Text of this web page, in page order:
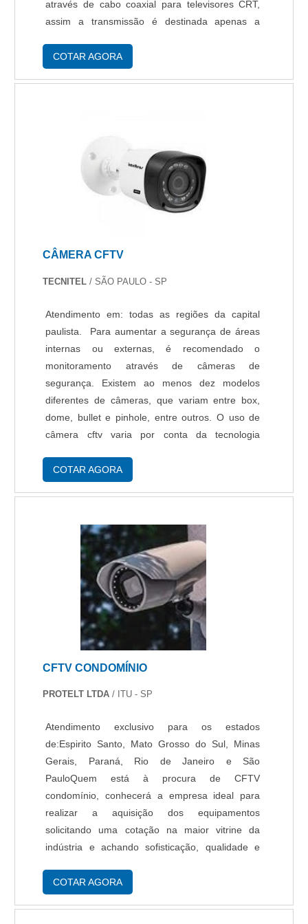
através de cabo coaxial para televisores CRT,
assim a transmissão é destinada apenas a
pessoa, por isso o circuito fechado. Variedades
COTAR AGORA
CÂMERA CFTV
TECNITEL / SÃO PAULO - SP
Atendimento em: todas as regiões da capital
paulista. Para aumentar a segurança de áreas
internas ou externas, é recomendado o
monitoramento através de câmeras de
segurança. Existem ao menos dez modelos
diferentes de câmeras, que variam entre box,
dome, bullet e pinhole, entre outros. O uso de
câmera cftv varia por conta da tecnologia
com uso de internet e podem ser acessadas por
COTAR AGORA
CFTV CONDOMÍNIO
PROTELT LTDA / ITU - SP
Atendimento exclusivo para os estados
de:Espirito Santo, Mato Grosso do Sul, Minas
Gerais, Paraná, Rio de Janeiro e São
PauloQuem está à procura de CFTV
condomínio, conhecerá a empresa ideal para
realizar a aquisição dos equipamentos
solicitando uma cotação na maior vitrine da
indústria e achando sofisticação, qualidade e
que o produto deve sempre ser adquirido com
COTAR AGORA